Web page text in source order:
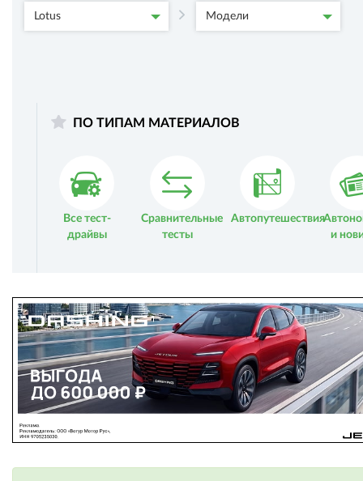
Lotus Модели
ПО ТИПАМ МАТЕРИАЛОВ
Все тест-
драйвы
Сравнительные
тесты
Автопутешествия
и